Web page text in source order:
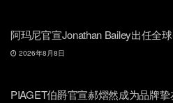
阿玛尼官宣Jonathan Bailey出任全
2026年8月8日
PIAGET伯爵官宣郝熠然成为品牌挚